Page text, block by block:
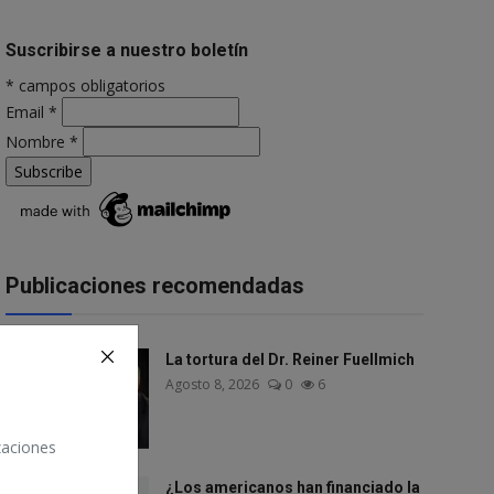
Suscribirse a nuestro boletín
* campos obligatorios
Email *
Nombre *
Publicaciones recomendadas
La tortura del Dr. Reiner Fuellmich
Agosto 8, 2026 0 6
¿Los americanos han financiado la